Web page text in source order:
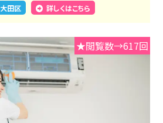
大田区 詳しくはこちら
★閲覧数→617回